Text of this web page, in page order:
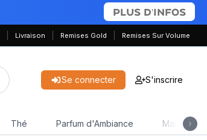
PLUS D'INFOS
Livraison Remises Gold Remises Sur Volume
Se connecter S'inscrire
Thé Parfum d'Ambiance Maison &